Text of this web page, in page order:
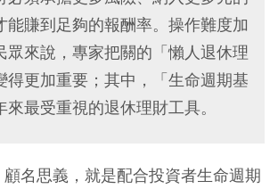
能賺到足夠的報酬率。操作難度加
眾來說，專家把關的「懶人退休理
得更加重要；其中，「生命週期基
最受重視的退休理財工具。
名思義，就是配合投資者生命週期